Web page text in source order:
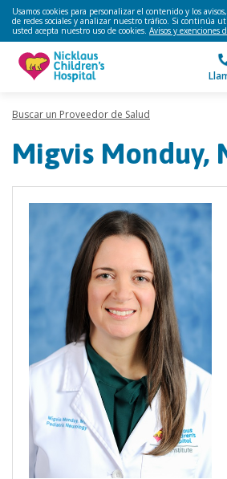
Usamos cookies para personalizar el contenido y los
de redes sociales y analizar nuestro tráfico. Si continúa
usted acepta nuestro uso de cookies. Avisos y exenciones
Buscar un Proveedor de Salud
Migvis Monduy,